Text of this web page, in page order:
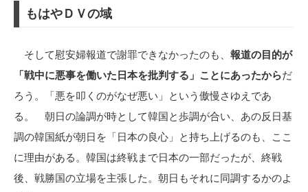
もはやＤＶの域
そして慰安婦報道で謝罪できなかったのも、 報道の目的が
「戦中に悪事を働いた日本を批判する」ことにあったからだ
ろう。「悪を叩くのがなぜ悪い」という傲慢さゆえであ
る。 朝日の論調が時として韓国と歩調が合い、あの反日基
調の韓国紙が朝日を「日本の良心」と持ち上げるのも、ここ
に理由がある。韓国は終戦まで日本の一部だったが、終戦
後、戦勝国の立場を主張した。朝日もそれに同調するかのよ